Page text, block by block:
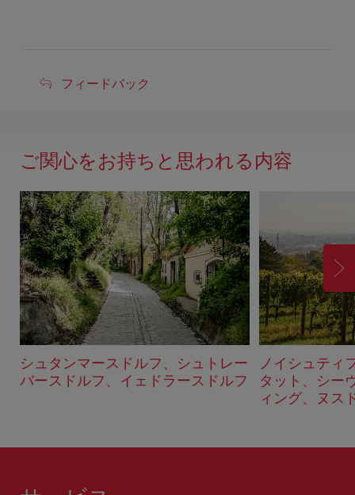
フ
ド
ッ
ク
フィードバック
ご関心をお持ちと思われる内容
シュタンマースドルフ、シュトレー
バースドルフ、イェドラースドルフ
ノイシュティ
タット、シー
ィング、ヌス
進
む